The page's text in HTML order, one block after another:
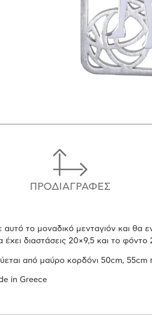
ΠΡΟΔΙΑΓΡΑΦΈΣ
το μοναδικό μενταγιόν και θα
έχει διαστάσεις 20×9,5 και το φόντο
από μαύρο κορδόνι 50cm, 55cm
in Greece